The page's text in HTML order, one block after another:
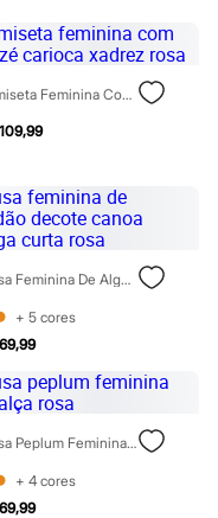
Camiseta Feminina Com Gola Zé Carioca Xadrez Rosa
Blusa Feminina De Algodão Decote Canoa Manga Curta Rosa
+ 5 cores
Blusa Peplum Feminina Sem Alça Rosa
+ 4 cores